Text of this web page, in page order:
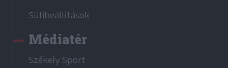
Sütibeállítások
Médiatér
Székely Sport